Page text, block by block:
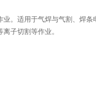
。适用于气焊与气割、焊条
子切割等作业。